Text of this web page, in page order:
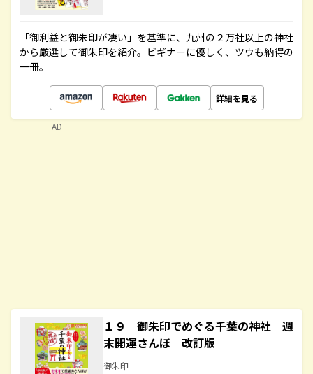
「御利益と御朱印が凄い」を基準に、九州の２万社以上の神社
から厳選して御朱印を紹介。ビギナーに優しく、ツウも納得の
一冊。
詳細を見る
１９ 御朱印でめぐる千葉の神社 週
末開運さんぽ 改訂版
御朱印
AD